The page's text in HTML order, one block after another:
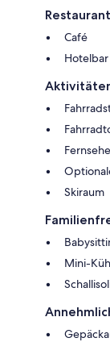
Café
Hotelbar
Skiraum
Mini-